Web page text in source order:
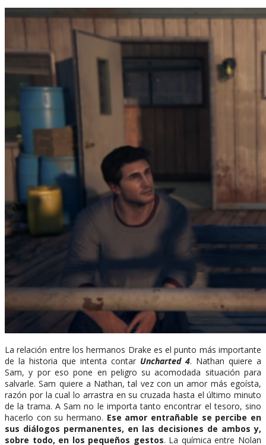
La relación entre los hermanos Drake es el punto más importante
de la historia que intenta contar Uncharted 4. Nathan quiere a
Sam, y por eso pone en peligro su acomodada situación para
salvarle. Sam quiere a Nathan, tal vez con un amor más egoísta,
razón por la cual lo arrastra en su cruzada hasta el último minuto
de la trama. A Sam no le importa tanto encontrar el tesoro, sino
hacerlo con su hermano. Ese amor entrañable se percibe en
sus diálogos permanentes, en las decisiones de ambos y,
sobre todo, en los pequeños gestos. La química entre Nolan